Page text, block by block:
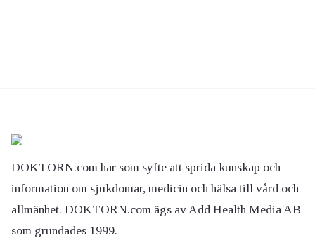
DOKTORN.com har som syfte att sprida kunskap och
information om sjukdomar, medicin och hälsa till vård och
allmänhet. DOKTORN.com ägs av Add Health Media AB
som grundades 1999.